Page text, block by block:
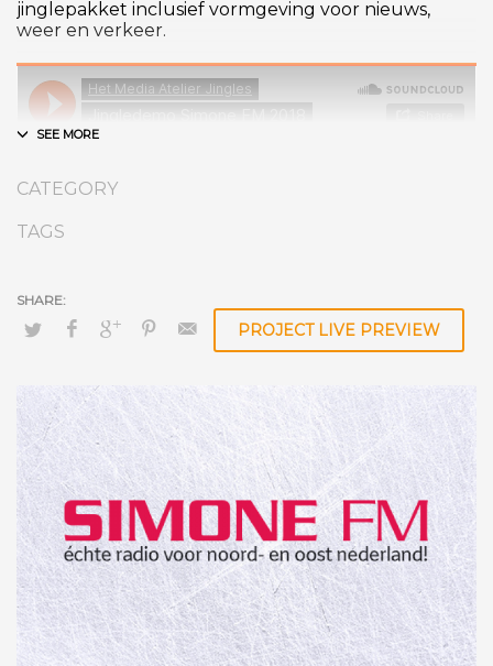
jinglepakket inclusief vormgeving voor nieuws,
weer en verkeer.
CATEGORY
TAGS
PROJECT LIVE PREVIEW